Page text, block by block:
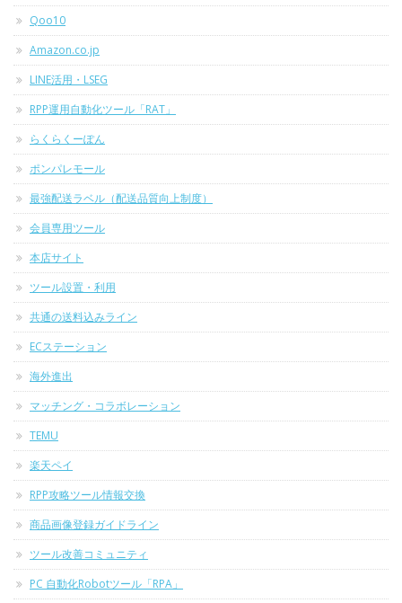
Qoo10
Amazon.co.jp
LINE活用・LSEG
RPP運用自動化ツール「RAT」
らくらくーぽん
ポンパレモール
最強配送ラベル（配送品質向上制度）
会員専用ツール
本店サイト
ツール設置・利用
共通の送料込みライン
ECステーション
海外進出
マッチング・コラボレーション
TEMU
楽天ペイ
RPP攻略ツール情報交換
商品画像登録ガイドライン
ツール改善コミュニティ
PC 自動化Robotツール「RPA」